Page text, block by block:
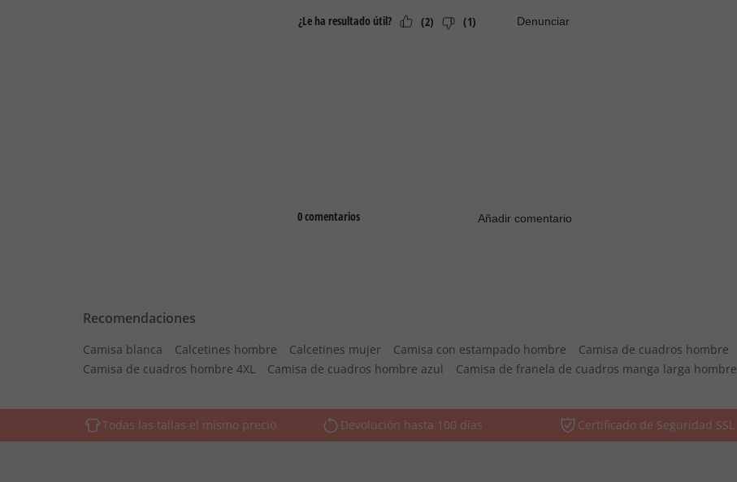
Recomendaciones
Camisa blanca Calcetines hombre Calcetines mujer Camisa con estampado hombre Camisa de cuadros hombre
Camisa de cuadros hombre 4XL
Camisa de cuadros hombre azul Camisa de franela de cuadros manga larga hombre
Todas las tallas el mismo precio Devolución hasta 100 días Certificado de Seguridad SSL